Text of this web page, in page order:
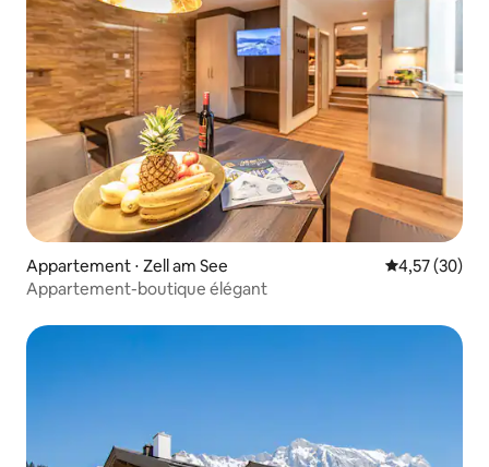
Appartement ⋅ Zell am See Évaluation
4,57 (30)
Appartement-boutique élégant